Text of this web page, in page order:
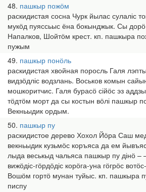
48 пашкыр пожӧм
раскидистая сосна Чурк йылас сулаліс
мукӧд пуяссьыс ёна бокынджык. Сы
Напалков, Шойтӧм крест. кп. пашкыра
пужым
49 пашкыр понӧль
раскидистая хвойная поросль Галя
видзӧдліс водзлань. Воськов комын
мошкоритчис. Галя бурасӧ сійӧс эз
тӧдтӧм морт да сы костын вӧлі пашкыр
Векньыдик ордым.
50 пашкыр пу
раскидистое дерево Хохол Йӧра Саш
векньыдик кузьмӧс коръяса да ем
лыда веськыд чальяса пашкыр пу дінӧ –
вижӧдіс-гӧрдӧдіс корӧга-уна гӧгрӧс
Вошӧм гортӧ мунан туйыс. кп. пашкыра
писпу